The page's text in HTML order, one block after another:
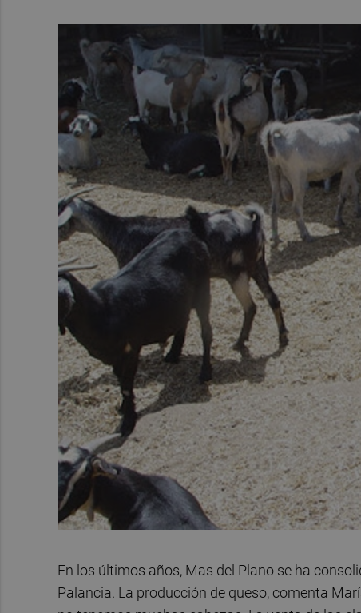
En los últimos años, Mas del Plano se ha
Palancia. La producción de queso, comenta